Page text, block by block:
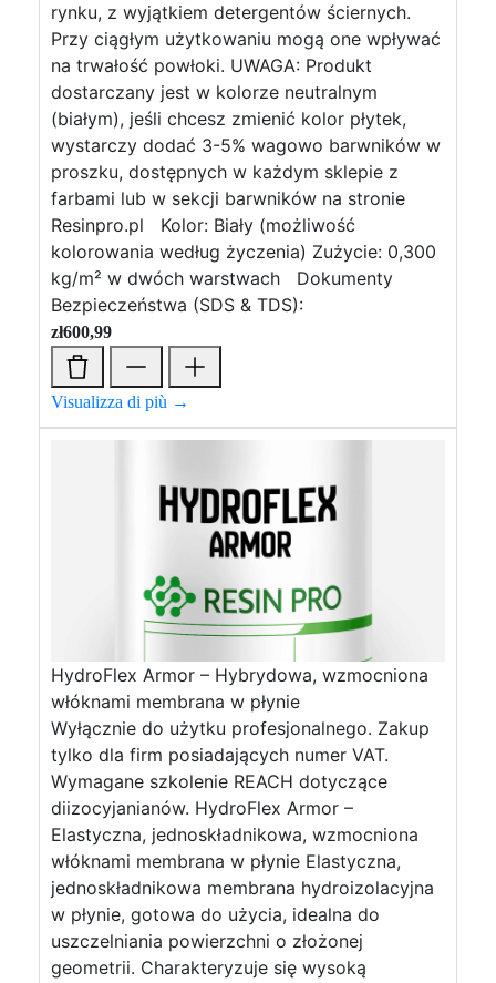
rynku, z wyjątkiem detergentów ściernych.
Przy ciągłym użytkowaniu mogą one wpływać
na trwałość powłoki. UWAGA: Produkt
dostarczany jest w kolorze neutralnym
(białym), jeśli chcesz zmienić kolor płytek,
wystarczy dodać 3-5% wagowo barwników w
proszku, dostępnych w każdym sklepie z
farbami lub w sekcji barwników na stronie
Resinpro.pl Kolor: Biały (możliwość
kolorowania według życzenia) Zużycie: 0,300
kg/m² w dwóch warstwach Dokumenty
Bezpieczeństwa (SDS & TDS):
zł600,99
Visualizza di più →
HydroFlex Armor – Hybrydowa, wzmocniona
włóknami membrana w płynie
Wyłącznie do użytku profesjonalnego. Zakup
tylko dla firm posiadających numer VAT.
Wymagane szkolenie REACH dotyczące
diizocyjanianów. HydroFlex Armor –
Elastyczna, jednoskładnikowa, wzmocniona
włóknami membrana w płynie Elastyczna,
jednoskładnikowa membrana hydroizolacyjna
w płynie, gotowa do użycia, idealna do
uszczelniania powierzchni o złożonej
geometrii. Charakteryzuje się wysoką